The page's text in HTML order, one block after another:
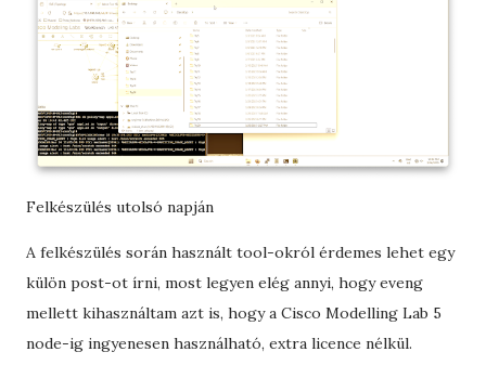
Felkészülés utolsó napján
A felkészülés során használt tool-okról érdemes lehet egy
külön post-ot írni, most legyen elég annyi, hogy eveng
mellett kihasználtam azt is, hogy a Cisco Modelling Lab 5
node-ig ingyenesen használható, extra licence nélkül.